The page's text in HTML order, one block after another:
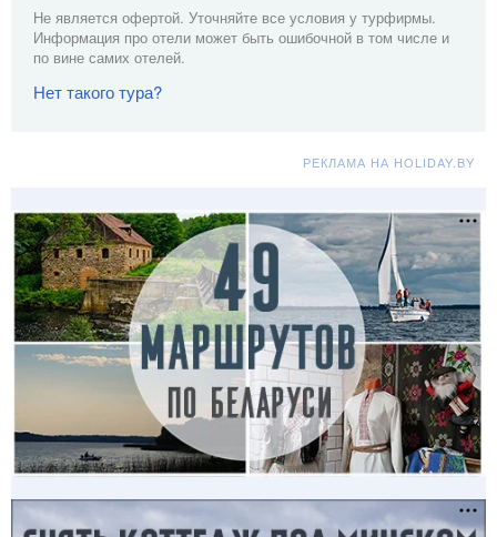
Не является офертой. Уточняйте все условия у турфирмы.
Информация про отели может быть ошибочной в том числе и
по вине самих отелей.
Нет такого тура?
РЕКЛАМА НА HOLIDAY.BY